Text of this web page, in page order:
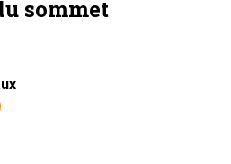
sommet